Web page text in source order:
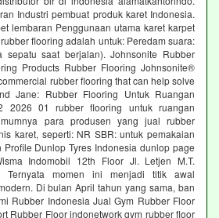
Industri pembuat produk karet Indonesia.
lembaran Penggunaan utama karet karpet
flooring adalah untuk: Peredam suara:
sepatu saat berjalan). Johnsonite Rubber
Products Rubber Flooring Johnsonite®
rubber flooring that can help solve
Jane: Rubber Flooring Untuk Ruangan
2026 01 rubber flooring untuk ruangan
para produsen yang jual rubber
karet, seperti: NR SBR: untuk pemakaian
Profile Dunlop Tyres Indonesia dunlop page
Indomobil 12th Floor Jl. Letjen M.T.
Ternyata momen ini menjadi titik awal
Di bulan April tahun yang sama, ban
Rubber Indonesia Jual Gym Rubber Floor
Rubber Floor indonetwork gym rubber floor